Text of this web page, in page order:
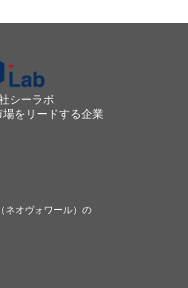
シーラボ
場をリードする企業
ネオヴォワール）の